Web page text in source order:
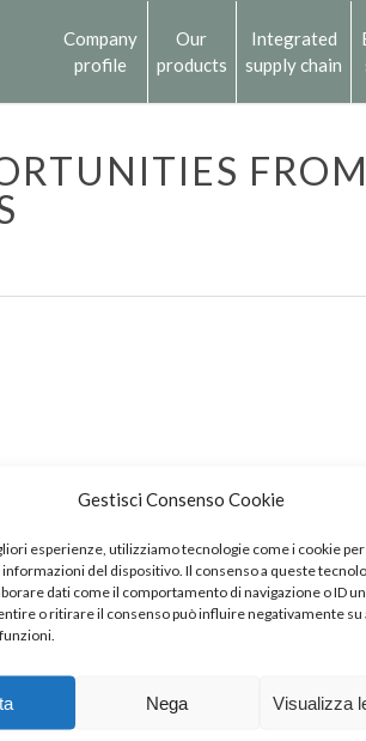
Gestisci Consenso Cookie
esperienze, utilizziamo tecnologie come i cookie
informazioni del dispositivo. Il consenso a queste
dati come il comportamento di navigazione o ID
o ritirare il consenso può influire negativamente su
Nega Visualizza
Company
profile
Our
products
Integrated
supply chain
FROM
Next Post